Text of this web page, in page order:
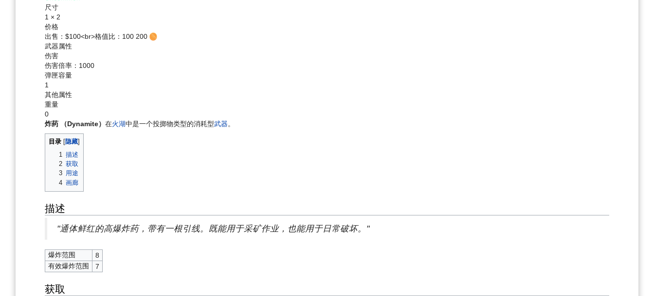
尺寸
1 × 2
价格
出售：$100<br>格值比：100 200
武器属性
伤害
伤害倍率： 1000
弹匣容量
1
其他属性
重量
0
炸药 （Dynamite） 在火湖中是一个投掷物类型的消耗型武器。
目录
1
描述
2 获取
3 用途
4 画廊
描述
"通体鲜红的高爆炸药，带有一根引线。既能用于采矿作业，也能用于日常破坏。"
爆炸范围
8
有效爆炸范围
7
获取